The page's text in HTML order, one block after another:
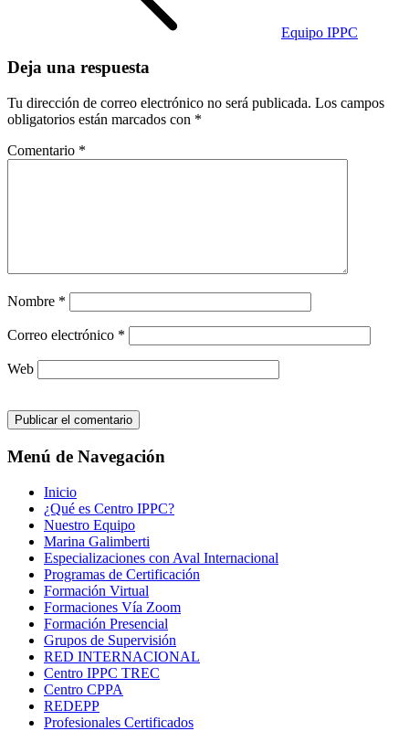
Equipo IPPC
Deja una respuesta
Tu dirección de correo electrónico no será publicada. Los campos
obligatorios están marcados con *
Comentario *
Nombre *
Correo electrónico *
Web
Menú de Navegación
Inicio
¿Qué es Centro IPPC?
Nuestro Equipo
Marina Galimberti
Especializaciones con Aval Internacional
Programas de Certificación
Formación Virtual
Formaciones Vía Zoom
Formación Presencial
Grupos de Supervisión
RED INTERNACIONAL
Centro IPPC TREC
Centro CPPA
REDEPP
Profesionales Certificados